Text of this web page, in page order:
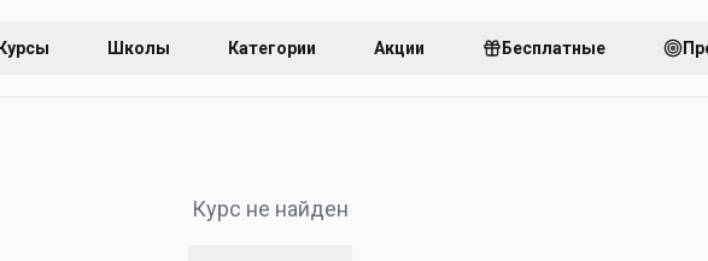
Курсы Школы Категории Акции Бесплатные
Курс не найден